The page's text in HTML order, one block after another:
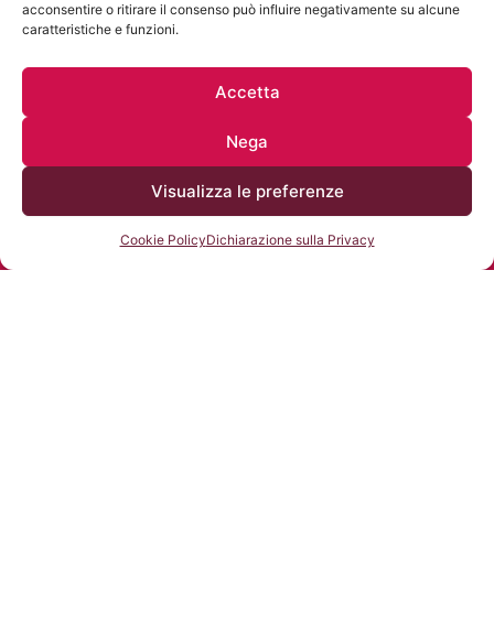
acconsentire o ritirare il consenso può influire negativamente su alcune
caratteristiche e funzioni.
Accetta
Nega
Visualizza le preferenze
Cookie PolicyDichiarazione sulla Privacy